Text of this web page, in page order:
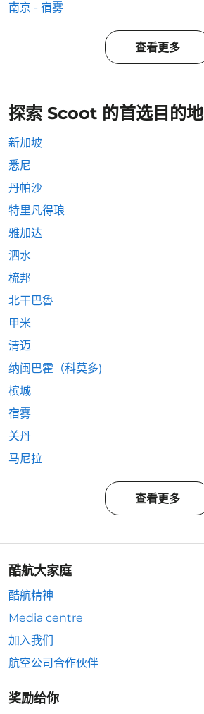
南京 - 宿雾
查看更多
探索 Scoot 的首选目的地
新加坡
悉尼
丹帕沙
特里凡得琅
雅加达
泗水
梳邦
北干巴魯
甲米
清迈
纳闽巴霍（科莫多)
槟城
宿雾
关丹
马尼拉
查看更多
酷航大家庭
酷航精神
Media centre
加入我们
航空公司合作伙伴
奖励给你